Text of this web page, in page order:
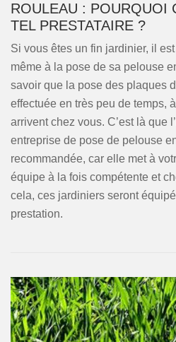
ROULEAU : POURQUOI
TEL PRESTATAIRE ?
Si vous êtes un fin jardinier, il
même à la pose de sa pelouse
savoir que la pose des plaques
effectuée en très peu de temps,
arrivent chez vous. C’est là que
entreprise de pose de pelouse
recommandée, car elle met à
équipe à la fois compétente et
cela, ces jardiniers seront
prestation.